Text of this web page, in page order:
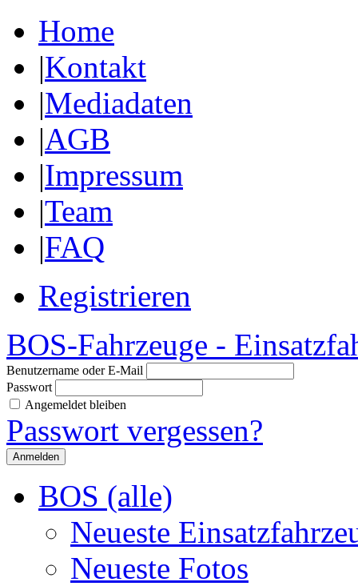
Home
|Kontakt
|Mediadaten
|AGB
|Impressum
|Team
|FAQ
Registrieren
BOS-Fahrzeuge -
Benutzername oder E-Mail
Passwort
Angemeldet bleiben
Passwort vergessen?
BOS (alle)
Neueste
Neueste Fotos